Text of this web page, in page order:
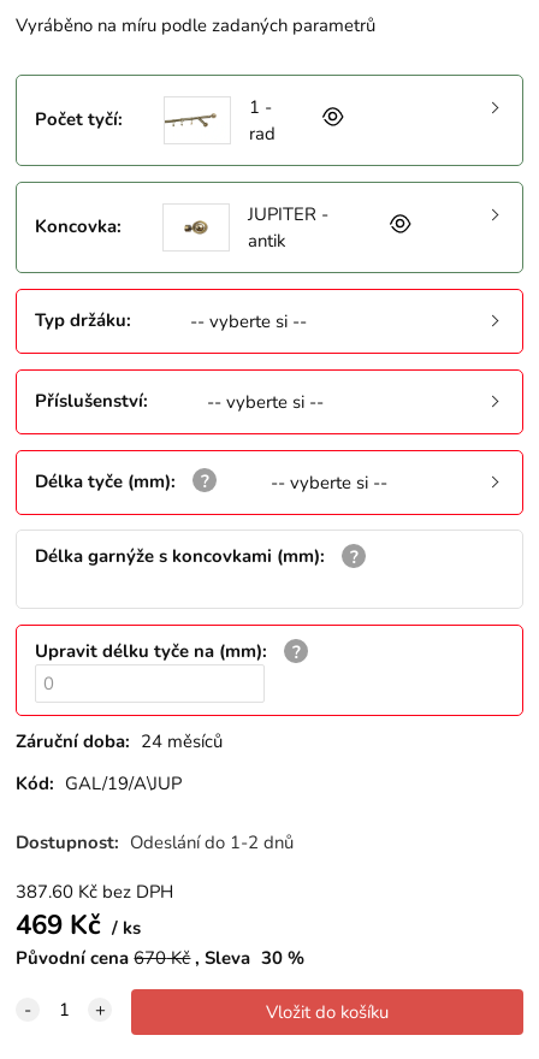
Vyráběno na míru podle zadaných parametrů
Počet tyčí:
1 -
rad
Koncovka:
JUPITER -
antik
Typ držáku: -- vyberte si --
Příslušenství: -- vyberte si --
Délka tyče (mm): -- vyberte si --
Délka garnýže s koncovkami (mm):
Upravit délku tyče na (mm):
Záruční doba: 24 měsíců
Kód: GAL/19/A\JUP
Dostupnost: Odeslání do 1-2 dnů
387.60 Kč bez DPH
469 Kč
ks
Původní cena 670Kč Sleva 30 %